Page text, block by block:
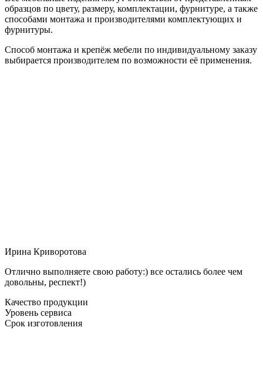
образцов по цвету, размеру, комплектации, фурнитуре, а также
способами монтажа и производителями комплектующих и
фурнитуры.
Способ монтажа и крепёж мебели по индивидуальному заказу
выбирается производителем по возможности её применения.
Ирина Криворотова
Отлично выполняете свою работу:) все остались более чем
довольны, респект!)
Качество продукции
Уровень сервиса
Срок изготовления